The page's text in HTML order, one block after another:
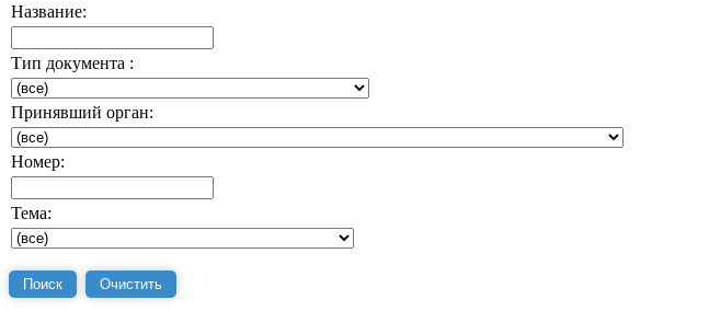
Название:
Тип документа :
Принявший орган:
Номер:
Тема: